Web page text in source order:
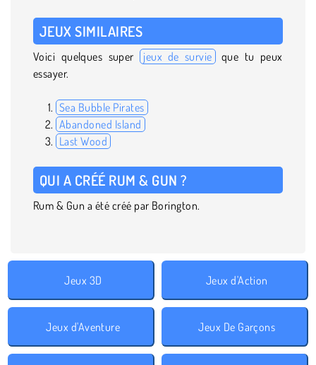
JEUX SIMILAIRES
Voici quelques super jeux de survie que tu peux
essayer.
Sea Bubble Pirates
Abandoned Island
Last Wood
QUI A CRÉÉ RUM & GUN ?
Rum & Gun a été créé par Borington.
Jeux 3D Jeux d'Action
Jeux d'Aventure Jeux De Garçons